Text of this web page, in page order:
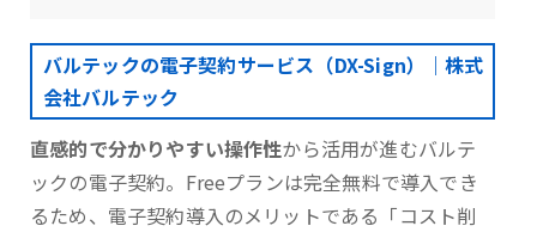
バルテックの電子契約サービス（DX-Sign）｜株式
会社バルテック
直感的で分かりやすい操作性から活用が進むバルテ
ックの電子契約。Freeプランは完全無料で導入でき
るため、電子契約導入のメリットである「コスト削